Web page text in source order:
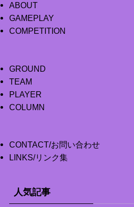
ABOUT
GAMEPLAY
COMPETITION
GROUND
TEAM
PLAYER
COLUMN
CONTACT/お問い合わせ
LINKS/リンク集
人気記事